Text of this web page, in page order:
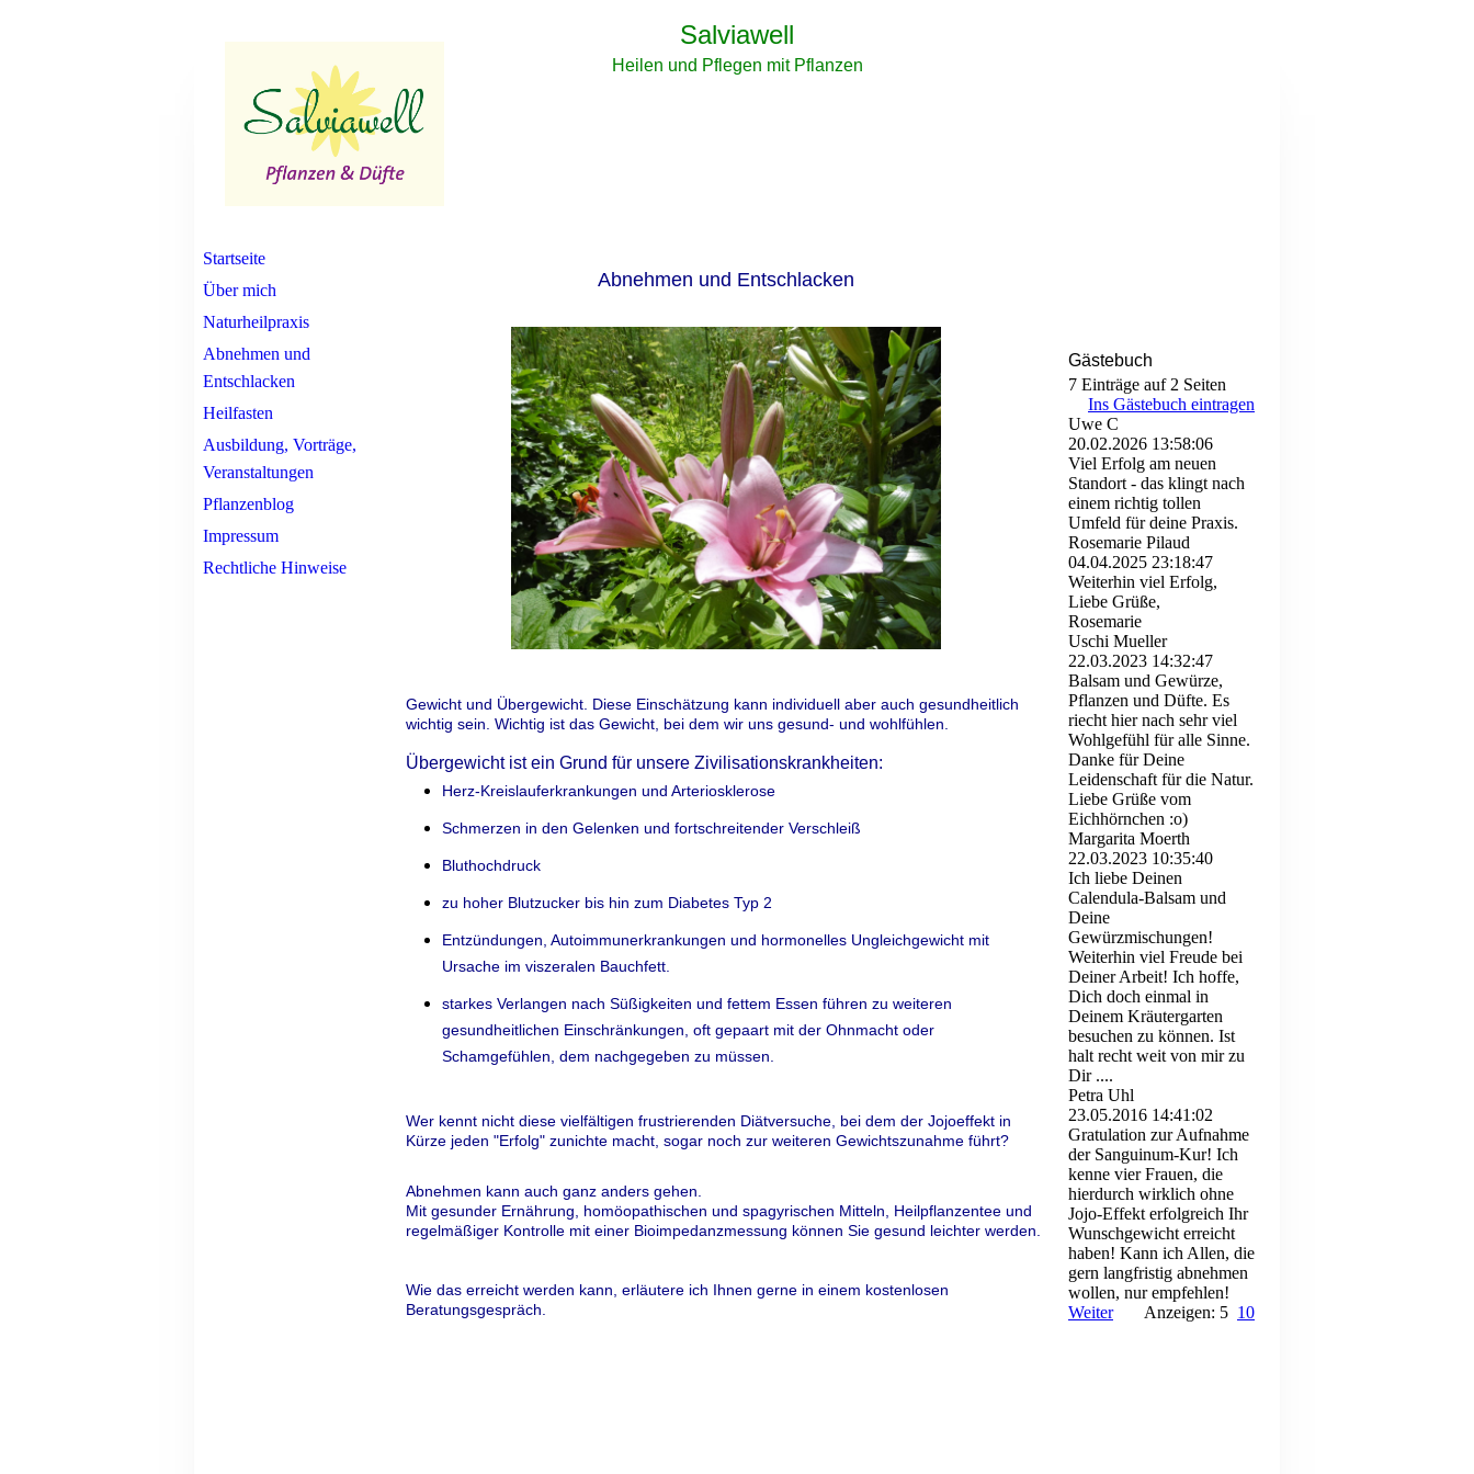
Salviawell
Heilen und Pflegen mit Pflanzen
Startseite
Über mich
Naturheilpraxis
Abnehmen und
Entschlacken
Heilfasten
Ausbildung, Vorträge,
Veranstaltungen
Pflanzenblog
Impressum
Rechtliche Hinweise
Abnehmen und Entschlacken
Gewicht und Übergewicht. Diese Einschätzung kann individuell aber auch gesundheitlich
wichtig sein. Wichtig ist das Gewicht, bei dem wir uns gesund- und wohlfühlen.
Übergewicht ist ein Grund für unsere Zivilisationskrankheiten:
Herz-Kreislauferkrankungen und Arteriosklerose
Schmerzen in den Gelenken und fortschreitender Verschleiß
Bluthochdruck
zu hoher Blutzucker bis hin zum Diabetes Typ 2
Entzündungen, Autoimmunerkrankungen und hormonelles Ungleichgewicht mit
Ursache im viszeralen Bauchfett.
starkes Verlangen nach Süßigkeiten und fettem Essen führen zu weiteren
gesundheitlichen Einschränkungen, oft gepaart mit der Ohnmacht oder
Schamgefühlen, dem nachgegeben zu müssen.
Wer kennt nicht diese vielfältigen frustrierenden Diätversuche, bei dem der Jojoeffekt in
Kürze jeden "Erfolg" zunichte macht, sogar noch zur weiteren Gewichtszunahme führt?
Abnehmen kann auch ganz anders gehen.
Mit gesunder Ernährung, homöopathischen und spagyrischen Mitteln, Heilpflanzentee und
regelmäßiger Kontrolle mit einer Bioimpedanzmessung können Sie gesund leichter werden.
Wie das erreicht werden kann, erläutere ich Ihnen gerne in einem kostenlosen
Beratungsgespräch.
Gästebuch
7 Einträge auf 2 Seiten
Ins Gästebuch eintragen
Uwe C
20.02.2026 13:58:06
Viel Erfolg am neuen
Standort - das klingt nach
einem richtig tollen
Umfeld für deine Praxis.
Rosemarie Pilaud
04.04.2025 23:18:47
Weiterhin viel Erfolg,
Liebe Grüße,
Rosemarie
Uschi Mueller
22.03.2023 14:32:47
Balsam und Gewürze,
Pflanzen und Düfte. Es
riecht hier nach sehr viel
Wohlgefühl für alle Sinne.
Danke für Deine
Leidenschaft für die Natur.
Liebe Grüße vom
Eichhörnchen :o)
Margarita Moerth
22.03.2023 10:35:40
Ich liebe Deinen
Calendula-Balsam und
Deine
Gewürzmischungen!
Weiterhin viel Freude bei
Deiner Arbeit! Ich hoffe,
Dich doch einmal in
Deinem Kräutergarten
besuchen zu können. Ist
halt recht weit von mir zu
Dir ....
Petra Uhl
23.05.2016 14:41:02
Gratulation zur Aufnahme
der Sanguinum-Kur! Ich
kenne vier Frauen, die
hierdurch wirklich ohne
Jojo-Effekt erfolgreich Ihr
Wunschgewicht erreicht
haben! Kann ich Allen, die
gern langfristig abnehmen
wollen, nur empfehlen!
Weiter
Anzeigen: 5 10